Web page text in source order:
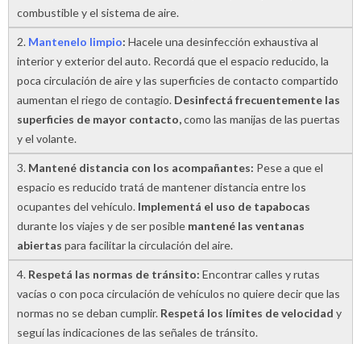
combustible y el sistema de aire.
2. Mantenelo limpio: Hacele una desinfección exhaustiva al
interior y exterior del auto. Recordá que el espacio reducido, la
poca circulación de aire y las superficies de contacto compartido
aumentan el riego de contagio. Desinfectá frecuentemente las
superficies de mayor contacto,como las manijas de las puertas
y el volante.
3. Mantené distancia con los acompañantes: Pese a que el
espacio es reducido tratá de mantener distancia entre los
ocupantes del vehículo. Implementá el uso de tapabocas
durante los viajes y de ser posible mantené las ventanas
abiertas para facilitar la circulación del aire.
4. Respetá las normas de tránsito: Encontrar calles y rutas
vacías o con poca circulación de vehículos no quiere decir que las
normas no se deban cumplir. Respetá los límites de velocidad y
seguí las indicaciones de las señales de tránsito.